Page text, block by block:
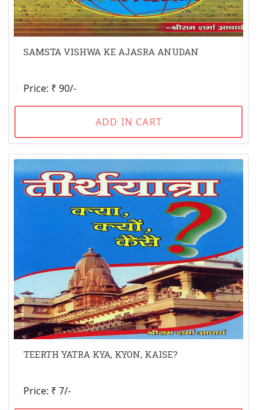
SAMSTA VISHWA KE AJASRA ANUDAN
Price: ₹ 90/-
ADD IN CART
TEERTH YATRA KYA, KYON, KAISE?
Price: ₹ 7/-